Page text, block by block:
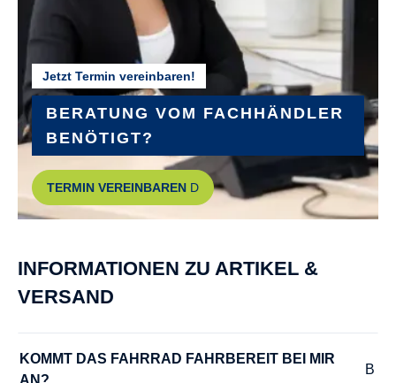
GEWICHT :
ca. 29,64 kg
GRIFFE :
Ergon GC10 Nexus
Jetzt Termin vereinbaren!
BERATUNG VOM FACHHÄNDLER
BENÖTIGT?
TERMIN VEREINBAREN
INFORMATIONEN ZU ARTIKEL &
VERSAND
KOMMT DAS FAHRRAD FAHRBEREIT BEI MIR
AN?